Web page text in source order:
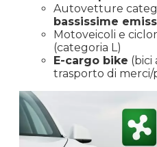
Autovetture
bassissime
Motoveicoli e
(categoria L)
E-cargo bike (bici
trasporto di merci/